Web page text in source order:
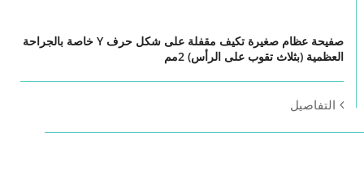
صفيحة عظام صغيرة تكيف مقفلة على شكل حرف Y خاصة بالجراحة
العظمية (بثلاث تقوب على الرأس) 2مم
التفاصيل